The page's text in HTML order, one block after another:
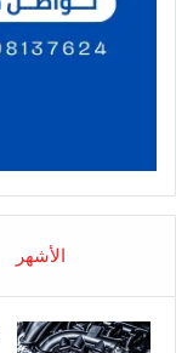
الأشهر